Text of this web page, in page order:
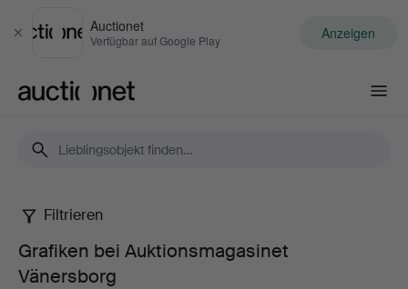
Schließen
Auctionet
Verfügbar auf Google Play Anzeigen
Grafiken
bei
Filtrieren
Grafiken bei Auktionsmagasinet
Vänersborg